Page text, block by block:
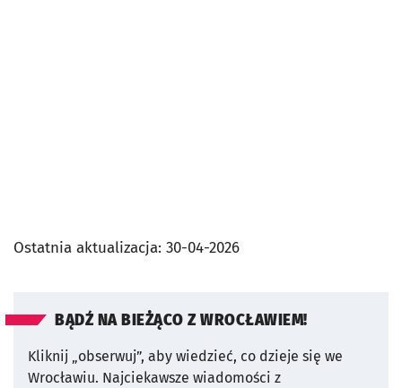
Ostatnia aktualizacja: 30-04-2026
BĄDŹ NA BIEŻĄCO Z WROCŁAWIEM!
Kliknij „obserwuj”, aby wiedzieć, co dzieje się we
Wrocławiu. Najciekawsze wiadomości z